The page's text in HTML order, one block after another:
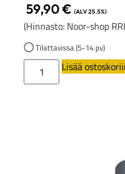
59,90€ (ALV 25.5%)
(Hinnasto: Noor-shop
Tilattavissa (5-14 pv)
Lisää